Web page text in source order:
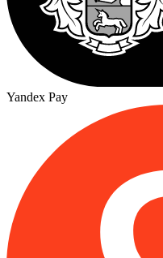
Yandex Pay